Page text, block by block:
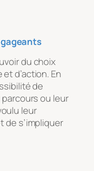
du choix
d’action. En
de
ou leur
leur
de s’impliquer